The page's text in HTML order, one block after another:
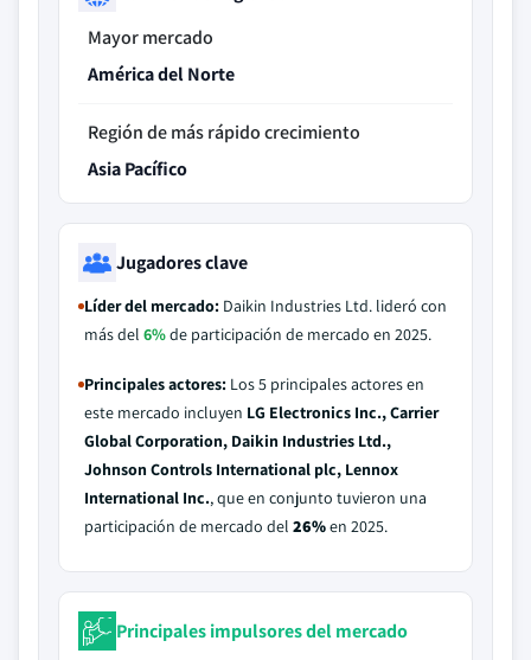
Mayor mercado
América del Norte
Región de más rápido crecimiento
Asia Pacífico
Jugadores clave
Líder del mercado: Daikin Industries Ltd. lideró con
más del 6%de participación de mercado en 2025.
Principales actores: Los 5 principales actores en
este mercado incluyen LG Electronics Inc., Carrier
Global Corporation, Daikin Industries Ltd.,
Johnson Controls International plc, Lennox
International Inc., que en conjunto tuvieron una
participación de mercado del 26%en 2025.
Principales impulsores del mercado